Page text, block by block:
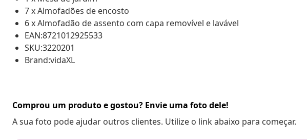
7 x Almofadões de encosto
6 x Almofadão de assento com capa removível e lavável
EAN:8721012925533
SKU:3220201
Brand:vidaXL
Comprou um produto e gostou? Envie uma foto dele!
A sua foto pode ajudar outros clientes. Utilize o link abaixo para começar.